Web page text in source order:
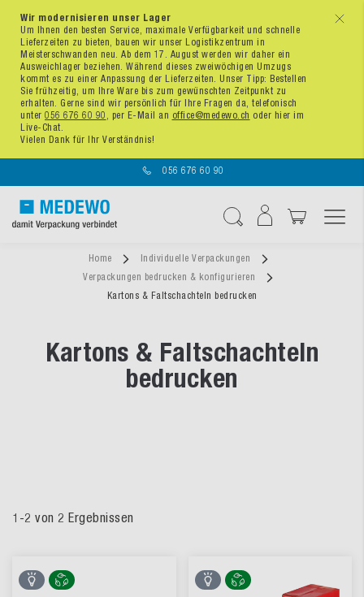
x
Wir modernisieren unser Lager
Um Ihnen den besten Service, maximale Verfügbarkeit und schnelle
Lieferzeiten zu bieten, bauen wir unser Logistikzentrum in
Meisterschwanden neu. Ab dem 17. August werden wir daher ein
Ausweichlager beziehen. Während dieses zweiwöchigen Umzugs
kommt es zu einer Anpassung der Lieferzeiten. Unser Tipp: Bestellen
Sie frühzeitig, um Ihre Ware bis zum gewünschten Zeitpunkt zu
erhalten. Gerne sind wir persönlich für Ihre Fragen da, telefonisch
unter 056 676 60 90 , per E-Mail an office@medewo.ch oder hier im
Live-Chat.
Vielen Dank für Ihr Verständnis!
056 676 60 90
Home
Individuelle Verpackungen
Verpackungen bedrucken & konfigurieren
Kartons & Faltschachteln bedrucken
Kartons & Faltschachteln
bedrucken
1 -2 von 2 Ergebnissen